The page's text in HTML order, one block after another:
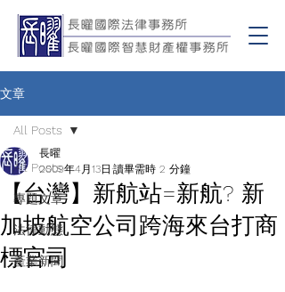
文章
All Posts
專題文章
法律動態
產業新聞
All Posts
【台灣】新航站=新航? 新
加坡航空公司跨海來台打商
標官司
長曜
2009年4月13日 讀畢需時 2 分鐘